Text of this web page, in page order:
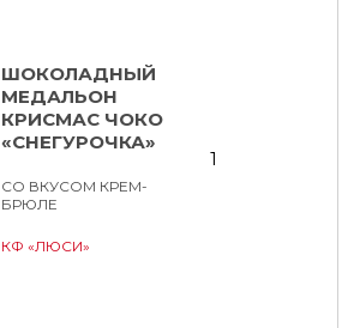
ШОКОЛАДНЫЙ
МЕДАЛЬОН
КРИСМАС ЧОКО
«СНЕГУРОЧКА»
СО ВКУСОМ КРЕМ-
БРЮЛЕ
КФ «ЛЮСИ»
1